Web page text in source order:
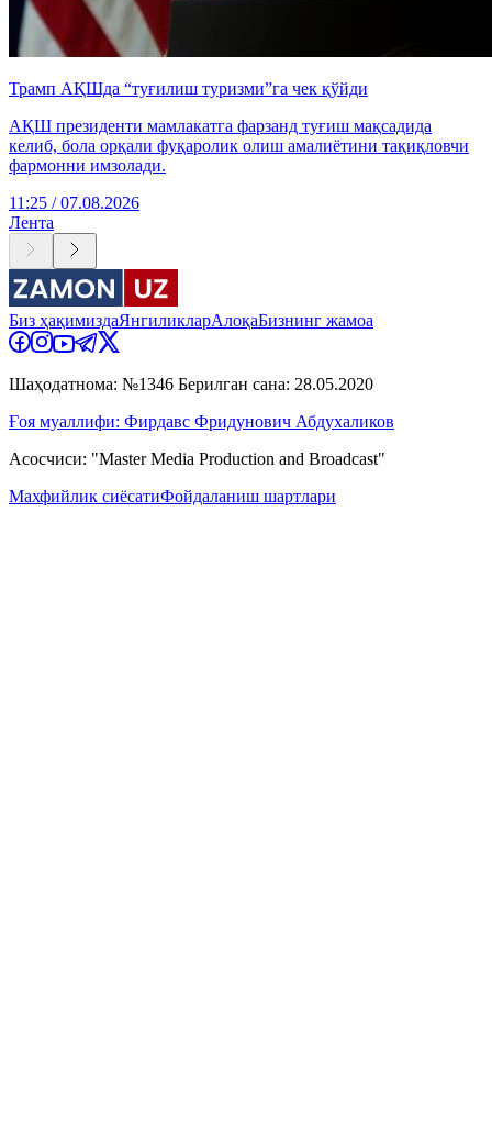
Трамп АҚШда “туғилиш туризми”га чек қўйди
АҚШ президенти мамлакатга фарзанд туғиш мақсадида
келиб, бола орқали фуқаролик олиш амалиётини тақиқловчи
фармонни имзолади.
11:25 / 07.08.2026
Лента
Биз ҳақимиздаЯнгиликларАлоқаБизнинг жамоа
Шаҳодатнома: №1346 Берилган сана: 28.05.2020
Ғоя муаллифи: Фирдавс Фридунович Абдухаликов
Асосчиси: "Master Media Production and Broadcast"
Махфийлик сиёсатиФойдаланиш шартлари